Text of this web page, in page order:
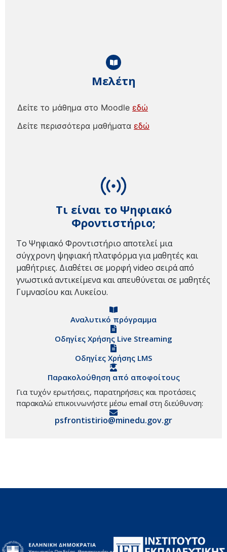
Τι είναι το Ψηφιακό
Φροντιστήριο;
Το Ψηφιακό Φροντιστήριο αποτελεί μια
σύγχρονη ψηφιακή πλατφόρμα για μαθητές και
μαθήτριες. Διαθέτει σε μορφή video σειρά από
γνωστικά αντικείμενα και απευθύνεται σε μαθητές
Γυμνασίου και Λυκείου.
Αναλυτικό πρόγραμμα
Οδηγίες Χρήσης Live Streaming
Οδηγίες Χρήσης LMS
Παρακολούθηση από αποφοίτους
Για τυχόν ερωτήσεις, παρατηρήσεις και προτάσεις
παρακαλώ επικοινωνήστε μέσω email στη διεύθυνση:
psfrontistirio@minedu.gov.gr
Μελέτη
Δείτε το μάθημα στο Moodle εδώ
Δείτε περισσότερα μαθήματα εδώ